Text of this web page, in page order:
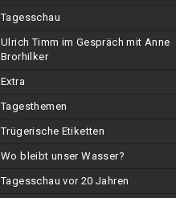
Tagesschau
Ulrich Timm im Gespräch mit Anne
Brorhilker
Extra
Tagesthemen
Trügerische Etiketten
Wo bleibt unser Wasser?
Tagesschau vor 20 Jahren